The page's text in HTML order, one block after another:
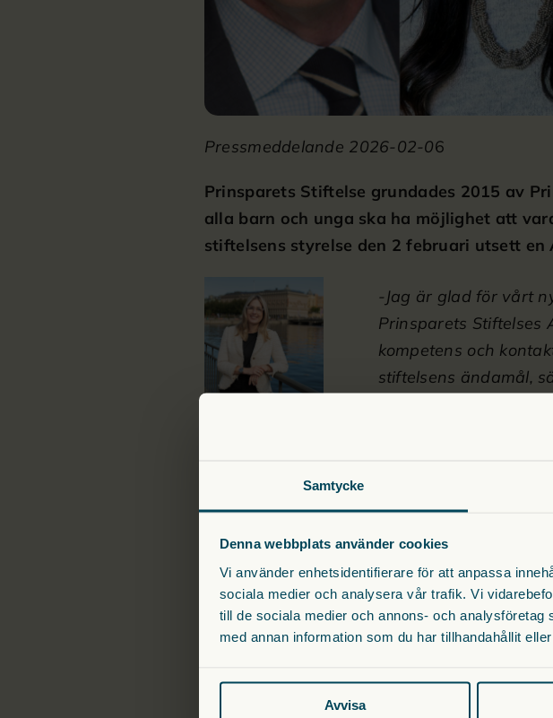
Samtycke
Denna webbplats använder cookies
Vi använder enhetsidentifierare för att anpassa
sociala medier och analysera vår trafik. Vi
till de sociala medier och annons- och
med annan information som du har tillhandahållit
Avvisa
Pressmeddelande 2026-02-06
Prinsparets Stiftelse grundades 2015 av
alla barn och unga ska ha möjlighet att
stiftelsens styrelse den 2 februari utsett en
-Jag är glad för vårt
Prinsparets Stiftelses
kompetens och
stiftelsens ändamål,
Daniella Waldfogel
Måns Molander, direktör – Human
Arbetet i Prinsparets Stiftelse sker inom
personliga engagemang – dyslexi med